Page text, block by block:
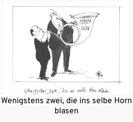
Wenigstens zwei, die ins selbe Horn
blasen